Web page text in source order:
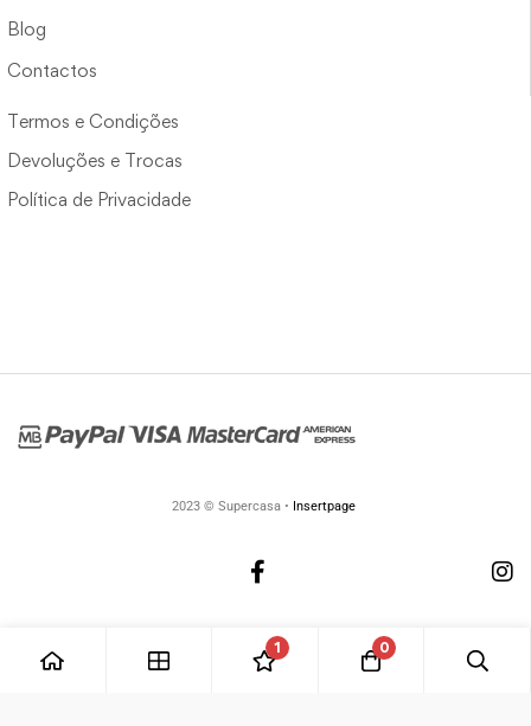
Blog
Contactos
Termos e Condições
Devoluções e Trocas
Política de Privacidade
2023 © Supercasa • Insertpage
1 0